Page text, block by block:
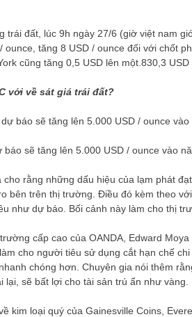
trái đất, lúc 9h ngày 27/6 (giờ việt nam
ounce, tăng 8 USD / ounce đối với chốt
cũng tăng 0,5 USD lên một.830,3 USD
với về sát giá trái đất?
sẽ tăng lên 5.000 USD / ounce vào
cho rằng những dấu hiệu của lạm phát
bên trên thị trường. Điều đó kèm theo
như dự báo. Bối cảnh này làm cho thị
cấp cao của OANDA, Edward
cho người tiêu sử dụng cắt hạn chế
chóng hơn. Chuyên gia nói thêm
lại, sẽ bất lợi cho tài sản trú ẩn như vàng.
kim loại quý của Gainesville Coins,